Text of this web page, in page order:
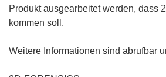
Produkt ausgearbeitet werden, dass
kommen soll.
Weitere Informationen sind abrufbar